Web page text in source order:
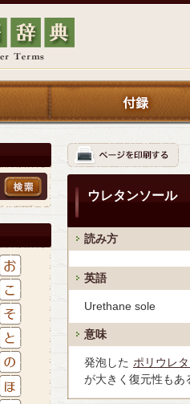
ウレタンソール
読み方
英語
Urethane sole
意味
発泡した ポリウレ
が大きく復元性もあ